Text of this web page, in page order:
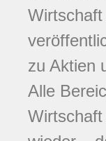
zu Aktien
Alle